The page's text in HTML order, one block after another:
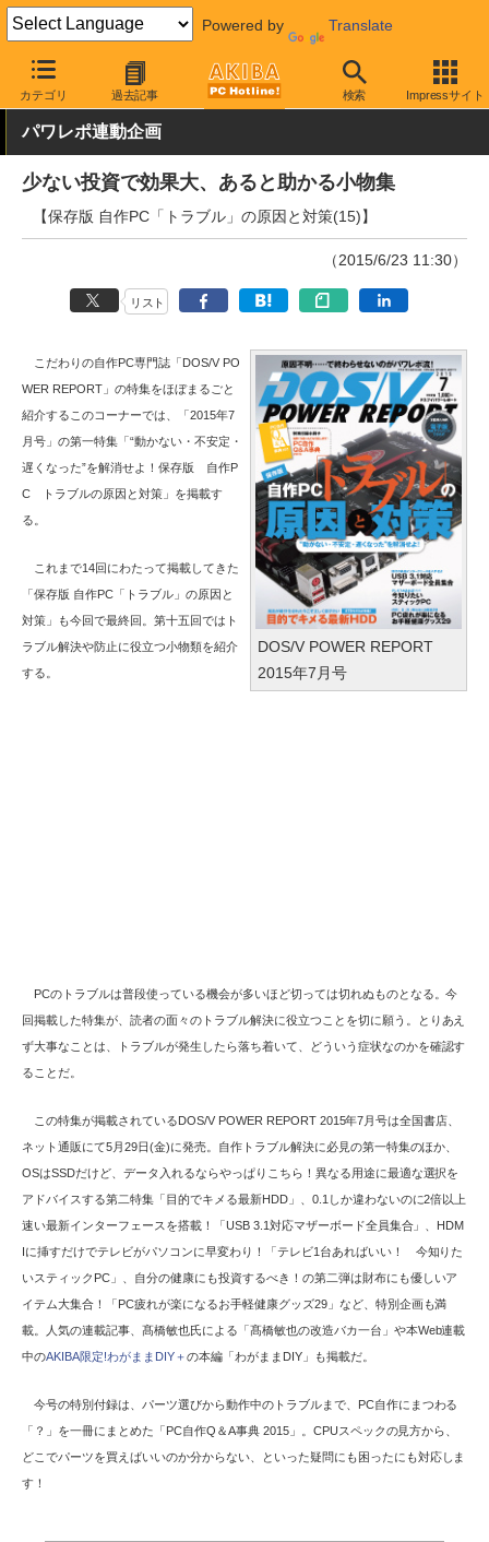
Powered by Translate
カテゴリ 過去記事 検索 Impressサイト
AKIBA PC Hotline! PC周辺機器 計測器 テスター
パワレポ連動企画
少ない投資で効果大、あると助かる小物集
【保存版 自作PC「トラブル」の原因と対策(15)】
（2015/6/23 11:30）
リスト
DOS/V POWER REPORT
2015年7月号
こだわりの自作PC専門誌「DOS/V PO
WER REPORT」の特集をほぼまるごと
紹介するこのコーナーでは、「2015年7
月号」の第一特集「“動かない・不安定・
遅くなった”を解消せよ！保存版 自作P
C トラブルの原因と対策」を掲載す
る。
これまで14回にわたって掲載してきた
「保存版 自作PC「トラブル」の原因と
対策」も今回で最終回。第十五回ではト
ラブル解決や防止に役立つ小物類を紹介
する。
PCのトラブルは普段使っている機会が多いほど切っては切れぬものとなる。今
回掲載した特集が、読者の面々のトラブル解決に役立つことを切に願う。とりあえ
ず大事なことは、トラブルが発生したら落ち着いて、どういう症状なのかを確認す
ることだ。
この特集が掲載されているDOS/V POWER REPORT 2015年7月号は全国書店、
ネット通販にて5月29日(金)に発売。自作トラブル解決に必見の第一特集のほか、
OSはSSDだけど、データ入れるならやっぱりこちら！異なる用途に最適な選択を
アドバイスする第二特集「目的でキメる最新HDD」、0.1しか違わないのに2倍以上
速い最新インターフェースを搭載！「USB 3.1対応マザーボード全員集合」、HDM
Iに挿すだけでテレビがパソコンに早変わり！「テレビ1台あればいい！ 今知りた
いスティックPC」、自分の健康にも投資するべき！の第二弾は財布にも優しいア
イテム大集合！「PC疲れが楽になるお手軽健康グッズ29」など、特別企画も満
載。人気の連載記事、髙橋敏也氏による「髙橋敏也の改造バカ一台」や本Web連載
中のAKIBA限定!わがままDIY＋の本編「わがままDIY」も掲載だ。
今号の特別付録は、パーツ選びから動作中のトラブルまで、PC自作にまつわる
「？」を一冊にまとめた「PC自作Q＆A事典 2015」。CPUスペックの見方から、
どこでパーツを買えばいいのか分からない、といった疑問にも困ったにも対応しま
す！